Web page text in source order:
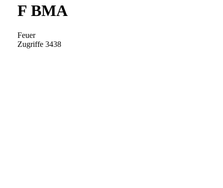
F BMA
Feuer
Zugriffe 3438